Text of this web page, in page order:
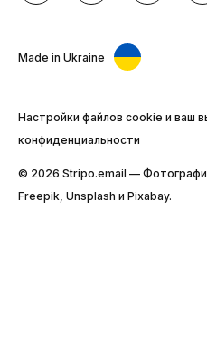
Made in Ukraine
Настройки файлов cookie и ваш
конфиденциальности
© 2026 Stripо.email —
Freepik, Unsplash и Pixabay.